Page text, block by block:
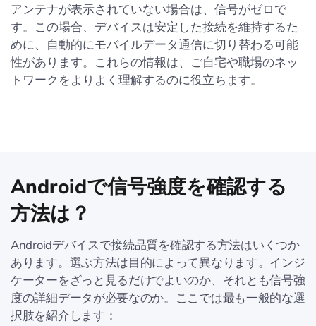
アンテナが表示されていない場合は、信号がゼロで
す。この場合、デバイスは安定した接続を維持するた
めに、自動的にモバイルデータ通信に切り替わる可能
性があります。これらの情報は、ご自宅や職場のネッ
トワークをよりよく理解するのに役立ちます。
Androidで信号強度を確認する
方法は？
Androidデバイスで接続品質を確認する方法はいくつか
あります。選ぶ方法は目的によって異なります。インジ
ケーターをざっと見るだけでよいのか、それとも信号強
度の詳細データが必要なのか。ここでは最も一般的な選
択肢を紹介します：